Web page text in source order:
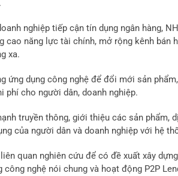
nghiệp tiếp cận tín dụng ngân hàng,
cao năng lực tài chính, mở rộng kênh bán
xa.
ứng dụng công nghệ để đổi mới sản
phí cho người dân, doanh nghiệp.
truyền thông, giới thiệu các sản phẩm,
của người dân và doanh nghiệp với hệ
quan nghiên cứu để có đề xuất xây
nghệ nói chung và hoạt động P2P